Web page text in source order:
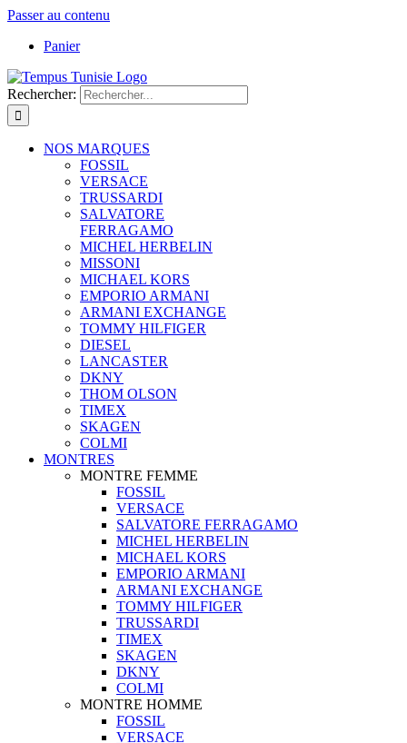
Passer au contenu
Panier
Rechercher:
NOS MARQUES
FOSSIL
VERSACE
TRUSSARDI
SALVATORE
FERRAGAMO
MICHEL HERBELIN
MISSONI
MICHAEL KORS
EMPORIO ARMANI
ARMANI EXCHANGE
TOMMY HILFIGER
DIESEL
LANCASTER
DKNY
THOM OLSON
TIMEX
SKAGEN
COLMI
MONTRES
MONTRE FEMME
FOSSIL
VERSACE
SALVATORE FERRAGAMO
MICHEL HERBELIN
MICHAEL KORS
EMPORIO ARMANI
ARMANI EXCHANGE
TOMMY HILFIGER
TRUSSARDI
TIMEX
SKAGEN
DKNY
COLMI
MONTRE HOMME
FOSSIL
VERSACE